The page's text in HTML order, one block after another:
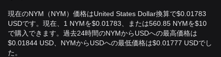
現在のNYM（NYM）価格はUnited States Dollar換算で$0.01783
USDです。現在、1 NYMを$0.01783、または560.85 NYMを$10
で購入できます。過去24時間のNYMからUSDへの最高価格は
$0.01844 USD、NYMからUSDへの最低価格は$0.01777 USDでし
た。